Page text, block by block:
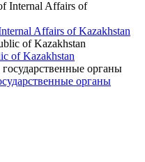
Affairs of Kazakhstan
of Kazakhstan
органы